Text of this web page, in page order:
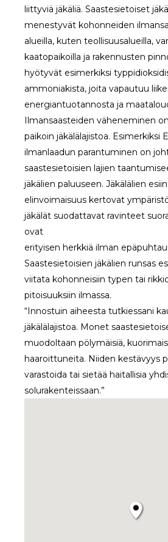
liittyviä jäkäliä. Saastesietoiset
menestyvät kohonneiden
alueilla, kuten teollisuusalueilla,
kaatopaikoilla ja rakennusten
hyötyvät esimerkiksi
ammoniakista, joita vapautuu
energiantuotannosta ja
Ilmansaasteiden väheneminen
paikoin jäkälälajistoa. Esimerkiksi
ilmanlaadun parantuminen on
saastesietoisien lajien
jäkälien paluuseen. Jäkälälien
elinvoimaisuus kertovat
jäkälät suodattavat ravinteet
ovat
erityisen herkkiä ilman
Saastesietoisien jäkälien runsas
viitata kohonneisiin typen tai
pitoisuuksiin ilmassa.
“Innostuin aiheesta tutkiessani
jäkälälajistoa. Monet
muodoltaan pölymäisiä,
haaroittuneita. Niiden kestävyys
varastoida tai sietää haitallisia
solurakenteissaan.”